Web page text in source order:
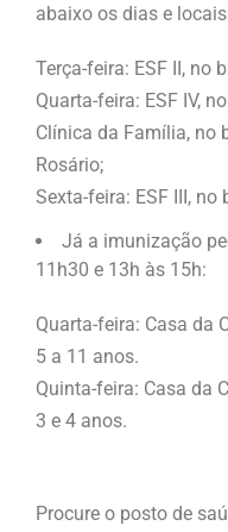
abaixo os dias e
Terça-feira: ESF II, no
Quarta-feira: ESF IV,
Clínica da Família, no
Rosário;
Sexta-feira: ESF III,
Já a imunização
11h30 e 13h às 15h:
Quarta-feira: Casa da
5 a 11 anos.
Quinta-feira: Casa da
3 e 4 anos.
Procure o posto de